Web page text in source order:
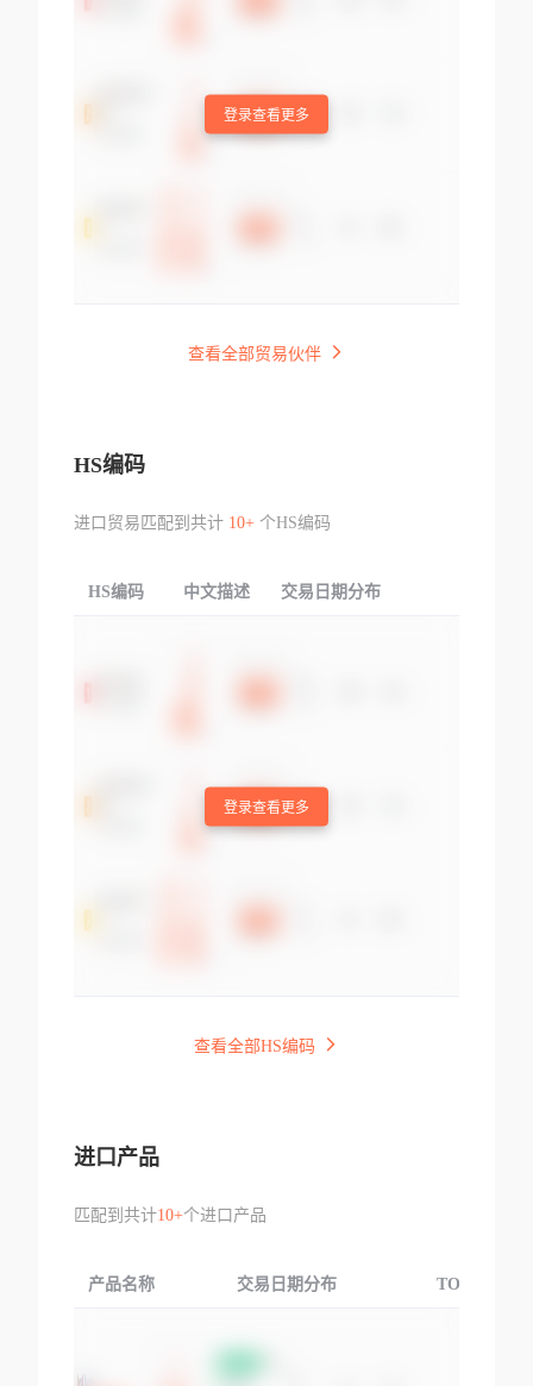
登录查看更多
查看全部贸易伙伴
HS编码
进口贸易匹配到共计 10+个HS编码
HS编码 中文描述 交易日期分布
登录查看更多
查看全部HS编码
进口产品
匹配到共计10+个进口产品
产品名称 交易日期分布 TOP3交易国